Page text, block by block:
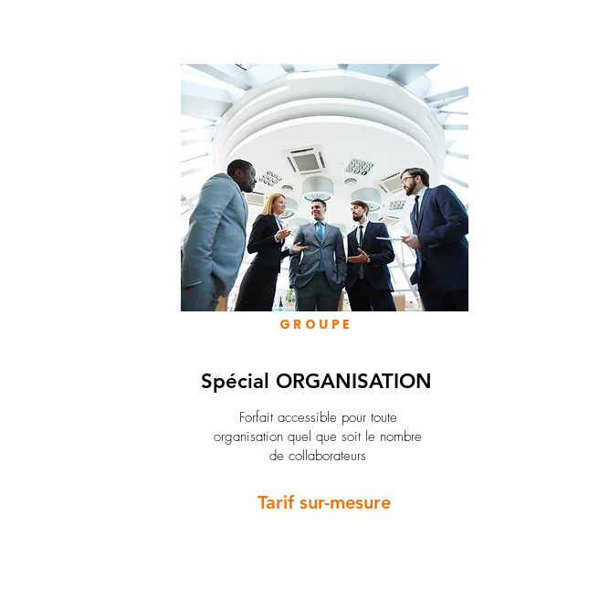
GROUPE
Spécial ORGANISATION
Forfait accessible pour toute
organisation quel que soit le nombre
de collaborateurs
Tarif sur-mesure